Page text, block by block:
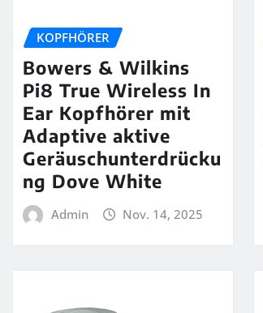
KOPFHÖRER
Bowers & Wilkins
Pi8 True Wireless In
Ear Kopfhörer mit
Adaptive aktive
Geräuschunterdrücku
ng Dove White
Admin Nov. 14, 2025